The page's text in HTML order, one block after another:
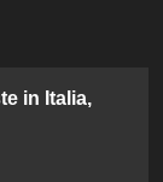
in Italia,